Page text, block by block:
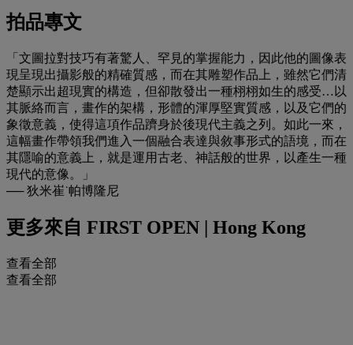
拍品專文
「文圖拉對技巧有著驚人、罕見的掌握能力，因此他的圖像表
現呈現出攝影般的精確質感，而在其雕塑作品上，雖然它們清
楚顯示出超現實的構造，但卻散發出一種栩栩如生的感受…以
其脈絡而言，畫作的架構，形體的渾厚堅實質感，以及它們的
象徵意義，使得這項作品躋身於後現代主義之列。如此一來，
這幅畫作帶領我們進入一個融合表達與敘事形式的語境，而在
其隱喻的意義上，就是運用古老、神話般的世界，以產生一種
現代的意像。」
── 狄米崔˙帕博隆尼
更多來自 FIRST OPEN | Hong Kong
查看全部
查看全部